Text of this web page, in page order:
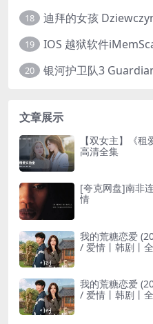
18
19
20
文章展示
【双女主】《
高清全集
[夸克网盘]南非
情
我的荒糖恋爱
/ 爱情丨韩剧丨
我的荒糖恋爱
/ 爱情丨韩剧丨